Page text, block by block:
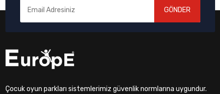
GÖNDER
Çocuk oyun parkları sistemlerimiz güvenlik normlarına uygundur.